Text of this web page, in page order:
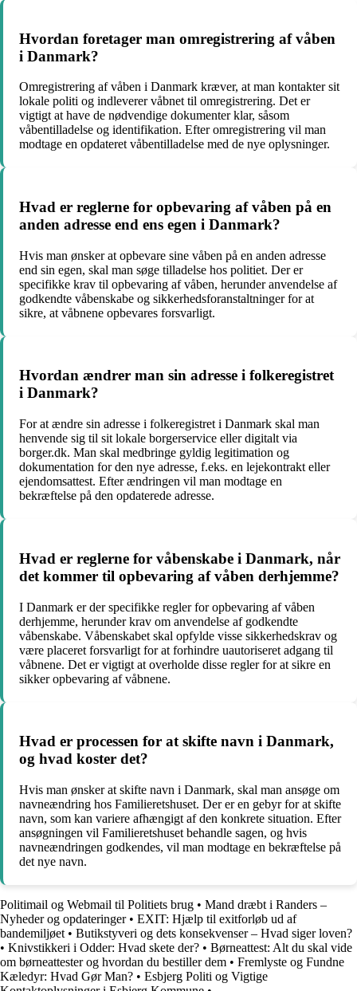
Hvordan foretager man omregistrering af våben
i Danmark?
Omregistrering af våben i Danmark kræver, at man kontakter sit
lokale politi og indleverer våbnet til omregistrering. Det er
vigtigt at have de nødvendige dokumenter klar, såsom
våbentilladelse og identifikation. Efter omregistrering vil man
modtage en opdateret våbentilladelse med de nye oplysninger.
Hvad er reglerne for opbevaring af våben på en
anden adresse end ens egen i Danmark?
Hvis man ønsker at opbevare sine våben på en anden adresse
end sin egen, skal man søge tilladelse hos politiet. Der er
specifikke krav til opbevaring af våben, herunder anvendelse af
godkendte våbenskabe og sikkerhedsforanstaltninger for at
sikre, at våbnene opbevares forsvarligt.
Hvordan ændrer man sin adresse i folkeregistret
i Danmark?
For at ændre sin adresse i folkeregistret i Danmark skal man
henvende sig til sit lokale borgerservice eller digitalt via
borger.dk. Man skal medbringe gyldig legitimation og
dokumentation for den nye adresse, f.eks. en lejekontrakt eller
ejendomsattest. Efter ændringen vil man modtage en
bekræftelse på den opdaterede adresse.
Hvad er reglerne for våbenskabe i Danmark, når
det kommer til opbevaring af våben derhjemme?
I Danmark er der specifikke regler for opbevaring af våben
derhjemme, herunder krav om anvendelse af godkendte
våbenskabe. Våbenskabet skal opfylde visse sikkerhedskrav og
være placeret forsvarligt for at forhindre uautoriseret adgang til
våbnene. Det er vigtigt at overholde disse regler for at sikre en
sikker opbevaring af våbnene.
Hvad er processen for at skifte navn i Danmark,
og hvad koster det?
Hvis man ønsker at skifte navn i Danmark, skal man ansøge om
navneændring hos Familieretshuset. Der er en gebyr for at skifte
navn, som kan variere afhængigt af den konkrete situation. Efter
ansøgningen vil Familieretshuset behandle sagen, og hvis
navneændringen godkendes, vil man modtage en bekræftelse på
det nye navn.
Politimail og Webmail til Politiets brug • Mand dræbt i Randers –
Nyheder og opdateringer• EXIT: Hjælp til exitforløb ud af
bandemiljøet • Butikstyveri og dets konsekvenser – Hvad siger loven?
• Knivstikkeri i Odder: Hvad skete der? • Børneattest: Alt du skal vide
om børneattester og hvordan du bestiller dem • Fremlyste og Fundne
Kæledyr: Hvad Gør Man? • Esbjerg Politi og Vigtige